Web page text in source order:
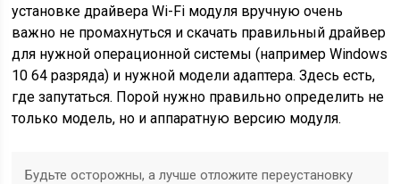
установке драйвера Wi-Fi модуля вручную очень
важно не промахнуться и скачать правильный драйвер
для нужной операционной системы (например Windows
10 64 разряда) и нужной модели адаптера. Здесь есть,
где запутаться. Порой нужно правильно определить не
только модель, но и аппаратную версию модуля.
Будьте осторожны, а лучше отложите переустановку